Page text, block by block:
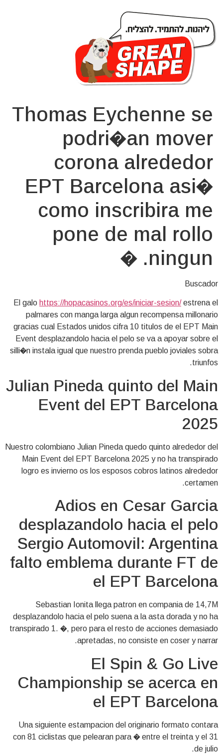
Thomas Eychenne se
podri�an mover
corona alrededor
EPT Barcelona asi�
como inscribira me
pone de mal rollo
ningun. �
Buscador
El galo https://hopacasinos.org/es/iniciar-sesion/estrena el
palmares con manga larga algun recompensa millonario
gracias cual Estados unidos cifra 10 titulos de el EPT Main
Event desplazandolo hacia el pelo se va a apoyar sobre el
silli�n instala igual que nuestro prenda pueblo joviales sobra
triunfos.
Julian Pineda quinto del Main
Event del EPT Barcelona
2025
Nuestro colombiano Julian Pineda quedo quinto alrededor del
Main Event del EPT Barcelona 2025 y no ha transpirado
logro es invierno os los esposos cobros latinos alrededor
certamen.
Adios en Cesar Garcia
desplazandolo hacia el pelo
Sergio Automovil: Argentina
falto emblema durante FT de
el EPT Barcelona
Sebastian Ionita llega patron en compania de 14,7M
desplazandolo hacia el pelo suena a la asta dorada y no ha
transpirado 1. �, pero para el resto de acciones demasiado
apretadas, no consiste en coser y narrar.
El Spin & Go Live
Championship se acerca en
el EPT Barcelona
Una siguiente estampacion del originario formato contara
con 81 ciclistas que pelearan para � entre el treinta y el 31
de julio.